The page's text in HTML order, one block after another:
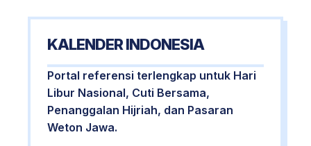
KALENDER INDONESIA
Portal referensi terlengkap untuk Hari
Libur Nasional, Cuti Bersama,
Penanggalan Hijriah, dan Pasaran
Weton Jawa.